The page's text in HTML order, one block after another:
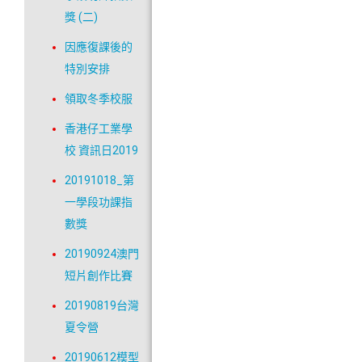
獎 (二)
因應復課後的
特別安排
領取冬季校服
香港仔工業學
校 資訊日2019
20191018_第
一學段功課指
數獎
20190924澳門
短片創作比賽
20190819台灣
夏令營
20190612模型